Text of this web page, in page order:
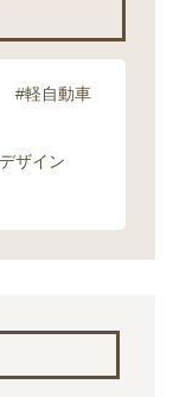
#軽自動車
ザイン